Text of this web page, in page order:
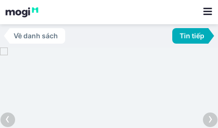
Về danh sách Tin tiếp
‹ ›